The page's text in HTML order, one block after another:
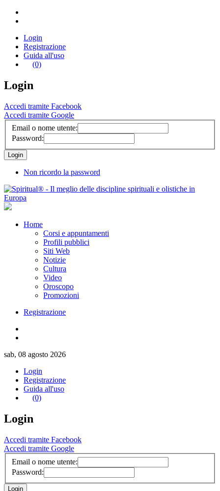
Login
Registrazione
Guida all'uso
(0)
Login
Accedi tramite Facebook
Accedi tramite Google
Email o nome utente:
Password:
Non ricordo la password
Home
Corsi e appuntamenti
Profili pubblici
Siti Web
Notizie
Cultura
Video
Oroscopo
Promozioni
Registrazione
sab, 08 agosto 2026
Login
Registrazione
Guida all'uso
(0)
Login
Accedi tramite Facebook
Accedi tramite Google
Email o nome utente:
Password: